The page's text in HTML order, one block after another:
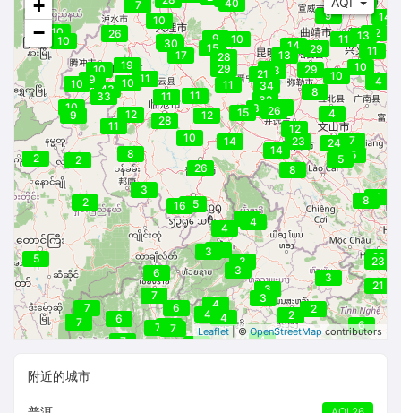
3
25
2
4
28
23
19
2
28
10
21
3
29
15
15
3
20
3
26
3
32
29
4
28
9
23
6
7
23
7
7
2
28
10
2
11
10 13
15
25
5
10
12
3
29
4
9
4
17
8
8
7
7
23
7
7
2
13
26
10
28
10
11
4
4
33
11
36
29
8
6
6
4
6
7
5
34
11
19
8
28
16
7
9
14
26
10
30
14
40
7
21
7
14
11
11
11
9
24
9
3
15
29
10
12
14
43
12
12
10
4
5
10
10
+
−
Leaflet | ©OpenStreetMap contributors
附近的城市